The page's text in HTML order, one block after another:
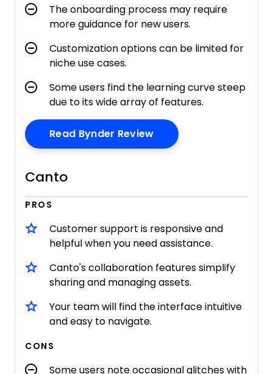
The onboarding process may require
more guidance for new users.
Customization options can be limited for
niche use cases.
Some users find the learning curve steep
due to its wide array of features.
Read Bynder ReviewOpens New Window
Canto
PROS
Customer support is responsive and
helpful when you need assistance.
Canto's collaboration features simplify
sharing and managing assets.
Your team will find the interface intuitive
and easy to navigate.
CONS
Some users note occasional glitches with